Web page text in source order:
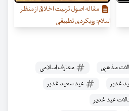
مقاله اصول تربیت اخلاقی از منظر
اسلام: رویکردی تطبیقی
مذهبی
معارف اسلامی
غدیر
عید سعید غدیر
عید غدیر